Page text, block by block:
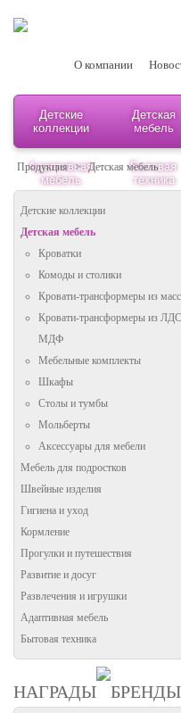
О компании
Детские
коллекции
Детская
мебель
Адаптивная
мебель
Бытовая
техника
Продукция > Детская мебель
Детские коллекции
Детская мебель
Кроватки
Комоды и столики
Кровати-трансформеры из
Кровати-трансформеры из
МДФ
Мебельные комплекты
Шкафы
Столы и тумбы
Мольберты
Аксессуары для мебели
Мебель для подростков
Швейные изделия
Гигиена и уход
Кормление
Прогулки и путешествия
Развитие и досуг
Развлечения и игрушки
Адаптивная мебель
Бытовая техника
НАГРАДЫ БРЕНДЫ